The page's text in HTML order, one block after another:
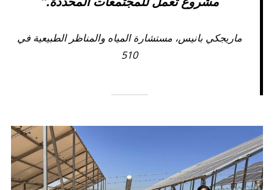
ماريجكي بانيس، مستشارة المياه والمناظر الطبيعية في
510